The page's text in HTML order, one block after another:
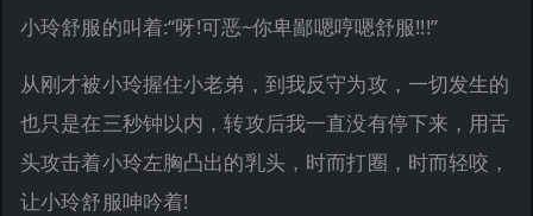
小玲舒服的叫着:“呀!可恶~你卑鄙嗯哼嗯舒服!!!”
从刚才被小玲握住小老弟，到我反守为攻，一切发生的
也只是在三秒钟以内，转攻后我一直没有停下来，用舌
头攻击着小玲左胸凸出的乳头，时而打圈，时而轻咬，
让小玲舒服呻吟着!